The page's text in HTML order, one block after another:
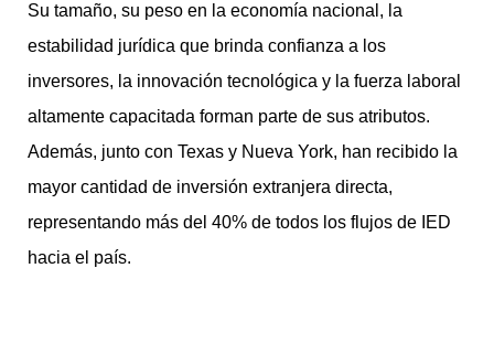
Su tamaño, su peso en la economía nacional, la
estabilidad jurídica que brinda confianza a los
inversores, la innovación tecnológica y la fuerza laboral
altamente capacitada forman parte de sus atributos.
Además, junto con Texas y Nueva York, han recibido la
mayor cantidad de inversión extranjera directa,
representando más del 40% de todos los flujos de IED
hacia el país.